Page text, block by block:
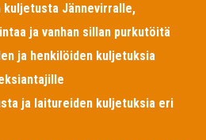
kuljetusta Jännevirralle,
ja vanhan sillan purkutöitä
ja henkilöiden kuljetuksia
ja laitureiden kuljetuksia eri